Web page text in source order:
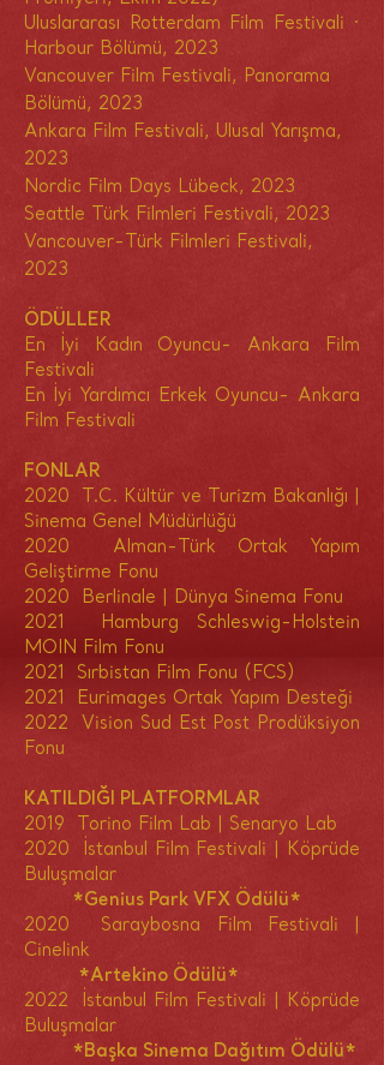
Uluslararası Rotterdam Film Festivali ·
Harbour Bölümü, 2023
Vancouver Film Festivali, Panorama
Bölümü, 2023
Ankara Film Festivali, Ulusal Yarışma,
2023
Nordic Film Days Lübeck, 2023
Seattle Türk Filmleri Festivali, 2023
Vancouver-Türk Filmleri Festivali,
2023
ÖDÜLLER
En İyi Kadın Oyuncu- Ankara Film
Festivali
En İyi Yardımcı Erkek Oyuncu- Ankara
Film Festivali
FONLAR
2020 T.C. Kültür ve Turizm Bakanlığı |
Sinema Genel Müdürlüğü
2020 Alman-Türk Ortak Yapım
Geliştirme Fonu
2020 Berlinale | Dünya Sinema Fonu
2021 Hamburg Schleswig-Holstein
MOIN Film Fonu
2021 Sırbistan Film Fonu (FCS)
2021 Eurimages Ortak Yapım Desteği
2022 Vision Sud Est Post Prodüksiyon
Fonu
KATILDIĞI PLATFORMLAR
2019 Torino Film Lab | Senaryo Lab
2020 İstanbul Film Festivali | Köprüde
Buluşmalar
*Genius Park VFX Ödülü*
2020 Saraybosna Film Festivali |
Cinelink
*Artekino Ödülü*
2022 İstanbul Film Festivali | Köprüde
Buluşmalar
*Başka Sinema Dağıtım Ödülü*